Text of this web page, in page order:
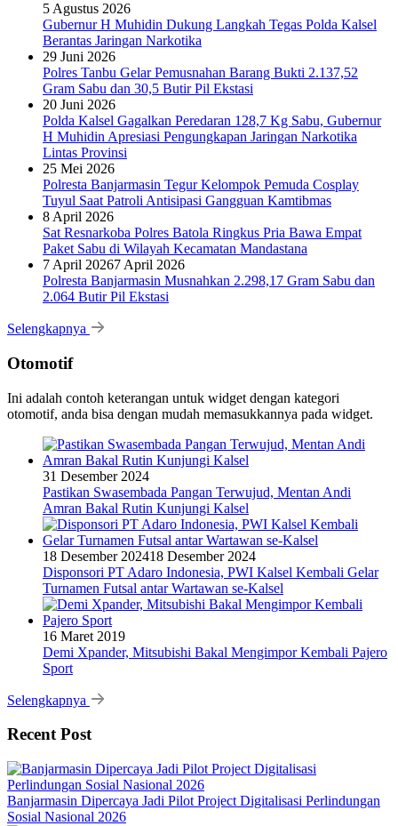
5 Agustus 2026
Gubernur H Muhidin Dukung Langkah Tegas Polda Kalsel
Berantas Jaringan Narkotika
29 Juni 2026
Polres Tanbu Gelar Pemusnahan Barang Bukti 2.137,52
Gram Sabu dan 30,5 Butir Pil Ekstasi
20 Juni 2026
Polda Kalsel Gagalkan Peredaran 128,7 Kg Sabu, Gubernur
H Muhidin Apresiasi Pengungkapan Jaringan Narkotika
Lintas Provinsi
25 Mei 2026
Polresta Banjarmasin Tegur Kelompok Pemuda Cosplay
Tuyul Saat Patroli Antisipasi Gangguan Kamtibmas
8 April 2026
Sat Resnarkoba Polres Batola Ringkus Pria Bawa Empat
Paket Sabu di Wilayah Kecamatan Mandastana
7 April 20267 April 2026
Polresta Banjarmasin Musnahkan 2.298,17 Gram Sabu dan
2.064 Butir Pil Ekstasi
Selengkapnya
Otomotif
Ini adalah contoh keterangan untuk widget dengan kategori
otomotif, anda bisa dengan mudah memasukkannya pada widget.
31 Desember 2024
Pastikan Swasembada Pangan Terwujud, Mentan Andi
Amran Bakal Rutin Kunjungi Kalsel
18 Desember 202418 Desember 2024
Disponsori PT Adaro Indonesia, PWI Kalsel Kembali Gelar
Turnamen Futsal antar Wartawan se-Kalsel
16 Maret 2019
Demi Xpander, Mitsubishi Bakal Mengimpor Kembali Pajero
Sport
Selengkapnya
Recent Post
Banjarmasin Dipercaya Jadi Pilot Project Digitalisasi Perlindungan
Sosial Nasional 2026